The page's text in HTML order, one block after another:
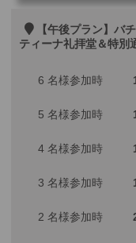
その他
※料金：大人・子供2歳
【午後プラン】バ
ティーナ礼拝堂＆特別
6 名様参加時
5 名様参加時
4 名様参加時
3 名様参加時
2 名様参加時